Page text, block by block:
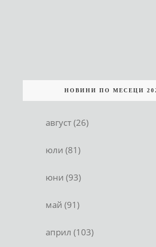
НОВИНИ ПО МЕСЕЦИ
август (26)
юли (81)
юни (93)
май (91)
април (103)